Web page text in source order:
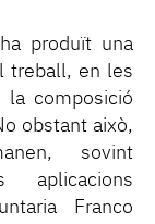
produït una
treball, en les
la composició
obstant això,
sovint
Franco